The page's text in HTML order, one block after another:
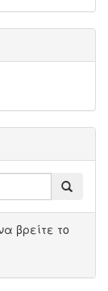
βρείτε το